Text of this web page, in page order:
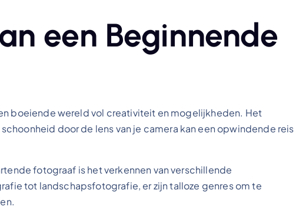
een Beginnende
boeiende wereld vol creativiteit en mogelijkheden. Het
door de lens van je camera kan een opwindende reis
fotograaf is het verkennen van verschillende
tot landschapsfotografie, er zijn talloze genres om te